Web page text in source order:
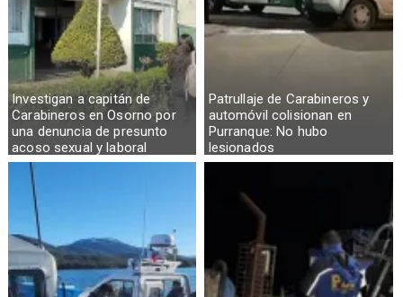
Investigan a capitán de
Carabineros en Osorno por
una denuncia de presunto
acoso sexual y laboral
Patrullaje de Carabineros y
automóvil colisionan en
Purranque: No hubo
lesionados